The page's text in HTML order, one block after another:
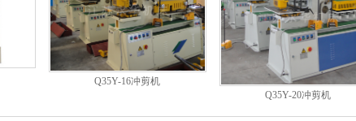
Q35Y-16冲剪机
Q35Y-20冲剪机